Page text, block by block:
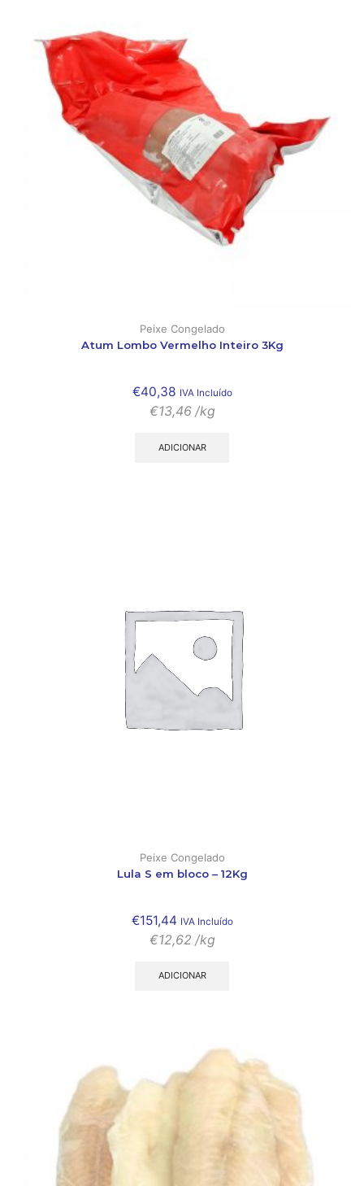
Peixe Congelado
Atum Lombo Vermelho Inteiro 3Kg
€40,38 IVA Incluído
€13,46 /kg
ADICIONAR
Peixe Congelado
Lula S em bloco – 12Kg
€151,44 IVA Incluído
€12,62 /kg
ADICIONAR